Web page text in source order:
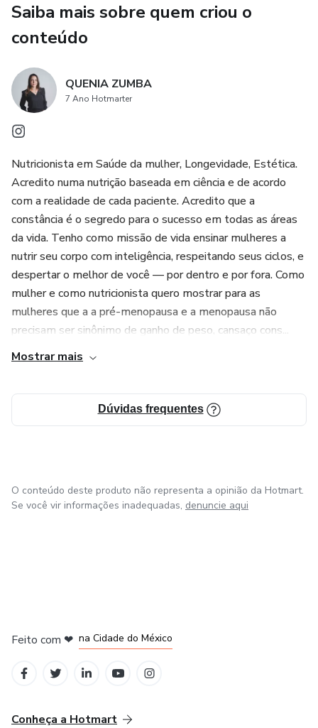
cansaço e aumentar sua produtividade.
Saiba mais sobre quem criou o
conteúdo
QUENIA ZUMBA
7 Ano Hotmarter
Nutricionista em Saúde da mulher, Longevidade, Estética.
Acredito numa nutrição baseada em ciência e de acordo
com a realidade de cada paciente. Acredito que a
constância é o segredo para o sucesso em todas as áreas
da vida. Tenho como missão de vida ensinar mulheres a
nutrir seu corpo com inteligência, respeitando seus ciclos, e
despertar o melhor de você — por dentro e por fora. Como
mulher e como nutricionista quero mostrar para as
mulheres que a a pré-menopausa e a menopausa não
precisam ser sinônimo de ganho de peso, cansaço cons...
Mostrar mais
Dúvidas frequentes
O conteúdo deste produto não representa a opinião da Hotmart.
Se você vir informações inadequadas, denuncie aqui
Feito com ❤ na Cidade do México
Conheça a Hotmart